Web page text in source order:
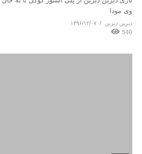
وی مودا
دیرین دیرین
۱۳۹۶/۱۲/۰۷
540